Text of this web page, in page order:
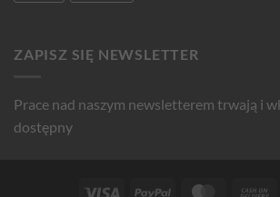
ZAPISZ SIĘ NEWSLETTER
Prace nad naszym newsletterem trwają i
dostępny
Visa PayPal